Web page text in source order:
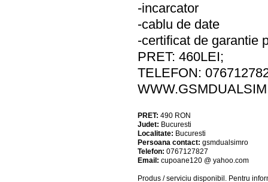
-incarcator
-cablu de date
-certificat de garantie
PRET: 460LEI;
TELEFON:
PRET: 490 RON
Judet: Bucuresti
Localitate: Bucuresti
Persoana contact: gsmdualsimro
Telefon: 0767127827
Email: cupoane120 @ yahoo.com
Produs / serviciu disponibil . Pentru